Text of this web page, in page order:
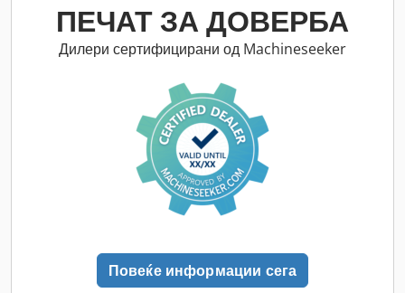
ПЕЧАТ ЗА ДОВЕРБА
Дилери сертифицирани од Machineseeker
Повеќе информации сега